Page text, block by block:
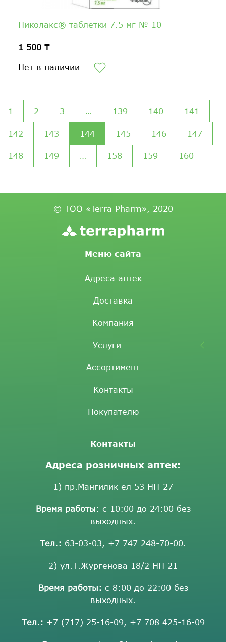
Пиколакс® таблетки 7.5 мг № 10
1 500 ₸
Нет в наличии
1 2 3 … 139 140 141
142 143 144 145 146 147
148 149 … 158 159 160
© ТОО «Terra Pharm», 2020
Меню сайта
Адреса аптек
Доставка
Компания
Услуги
Ассортимент
Контакты
Покупателю
Контакты
Адреса розничных аптек:
1) пр.Мангилик ел 53 НП-27
Время работы: с 10:00 до 24:00 без
выходных.
Тел.: 63-03-03, +7 747 248-70-00.
2) ул.Т.Жургенова 18/2 НП 21
Время работы: с 8:00 до 22:00 без
выходных.
Тел.: +7 (717) 25-16-09, +7 708 425-16-09